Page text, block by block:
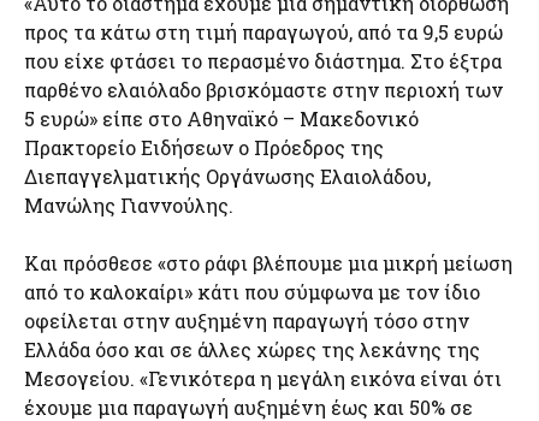
προς τα κάτω στη τιμή παραγωγού, από τα 9,5 ευρώ
που είχε φτάσει το περασμένο διάστημα. Στο έξτρα
παρθένο ελαιόλαδο βρισκόμαστε στην περιοχή των
5 ευρώ» είπε στο Αθηναϊκό – Μακεδονικό
Πρακτορείο Ειδήσεων ο Πρόεδρος της
Διεπαγγελματικής Οργάνωσης Ελαιολάδου,
Μανώλης Γιαννούλης.
Και πρόσθεσε «στο ράφι βλέπουμε μια μικρή μείωση
από το καλοκαίρι» κάτι που σύμφωνα με τον ίδιο
οφείλεται στην αυξημένη παραγωγή τόσο στην
Ελλάδα όσο και σε άλλες χώρες της λεκάνης της
Μεσογείου. «Γενικότερα η μεγάλη εικόνα είναι ότι
έχουμε μια παραγωγή αυξημένη έως και 50% σε